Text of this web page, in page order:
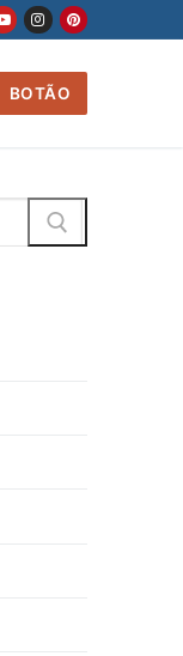
BOTÃO